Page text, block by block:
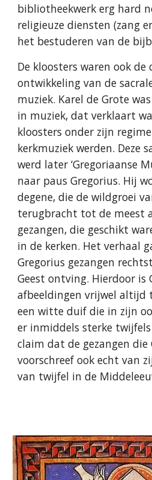
bibliotheekwerk erg hard
religieuze diensten (zang
het bestuderen van de
De kloosters waren ook de
ontwikkeling van de
muziek. Karel de Grote
in muziek, dat verklaart
kloosters onder zijn
kerkmuziek werden. Deze
werd later ‘Gregoriaanse
naar paus Gregorius. Hij
degene, die de wildgroei
terugbracht tot de meest
gezangen, die geschikt
in de kerken. Het verhaal
Gregorius gezangen
Geest ontving. Hierdoor is
afbeeldingen vrijwel altijd
een witte duif die in zijn
er inmiddels sterke
claim dat de gezangen die
voorschreef ook echt van
van twijfel in de